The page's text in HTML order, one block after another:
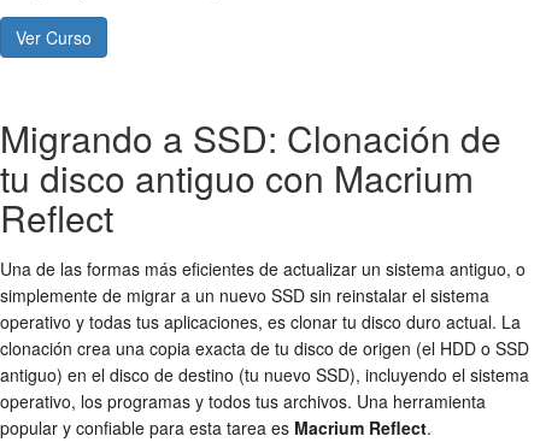
Ver Curso
Migrando a SSD: Clonación de
tu disco antiguo con Macrium
Reflect
Una de las formas más eficientes de actualizar un sistema antiguo, o
simplemente de migrar a un nuevo SSD sin reinstalar el sistema
operativo y todas tus aplicaciones, es clonar tu disco duro actual. La
clonación crea una copia exacta de tu disco de origen (el HDD o SSD
antiguo) en el disco de destino (tu nuevo SSD), incluyendo el sistema
operativo, los programas y todos tus archivos. Una herramienta
popular y confiable para esta tarea es Macrium Reflect.